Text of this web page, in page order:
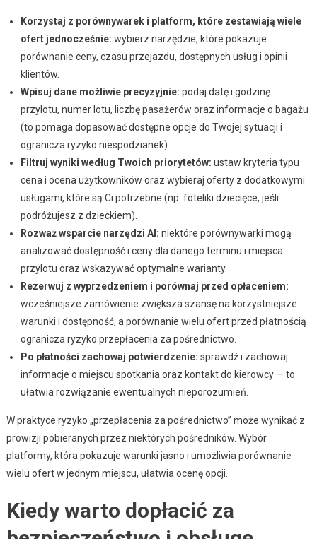
Korzystaj z porównywarek i platform, które zestawiają wiele
ofert jednocześnie: wybierz narzędzie, które pokazuje
porównanie ceny, czasu przejazdu, dostępnych usług i opinii
klientów.
Wpisuj dane możliwie precyzyjnie: podaj datę i godzinę
przylotu, numer lotu, liczbę pasażerów oraz informacje o bagażu
(to pomaga dopasować dostępne opcje do Twojej sytuacji i
ogranicza ryzyko niespodzianek).
Filtruj wyniki według Twoich priorytetów: ustaw kryteria typu
cena i ocena użytkowników oraz wybieraj oferty z dodatkowymi
usługami, które są Ci potrzebne (np. foteliki dziecięce, jeśli
podróżujesz z dzieckiem).
Rozważ wsparcie narzędzi AI: niektóre porównywarki mogą
analizować dostępność i ceny dla danego terminu i miejsca
przylotu oraz wskazywać optymalne warianty.
Rezerwuj z wyprzedzeniem i porównaj przed opłaceniem:
wcześniejsze zamówienie zwiększa szansę na korzystniejsze
warunki i dostępność, a porównanie wielu ofert przed płatnością
ogranicza ryzyko przepłacenia za pośrednictwo.
Po płatności zachowaj potwierdzenie: sprawdź i zachowaj
informacje o miejscu spotkania oraz kontakt do kierowcy — to
ułatwia rozwiązanie ewentualnych nieporozumień.
W praktyce ryzyko „przepłacenia za pośrednictwo” może wynikać z
prowizji pobieranych przez niektórych pośredników. Wybór
platformy, która pokazuje warunki jasno i umożliwia porównanie
wielu ofert w jednym miejscu, ułatwia ocenę opcji.
Kiedy warto dopłacić za